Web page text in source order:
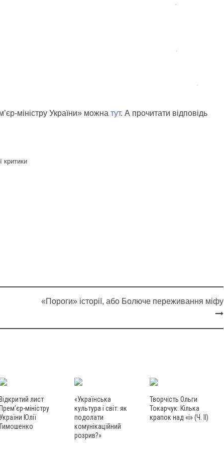
міністру України» можна тут. А прочитати відповідь
критики
«Пороги» історії, або Болюче переживання міфу
Відкритий лист
Прем’єр-міністру
України Юлії
«Українська
культура і світ: як
подолати
комунікаційний
розрив?»
Творчість Ольги
Токарчук: Кілька
крапок над «і» (Ч. ІІ)